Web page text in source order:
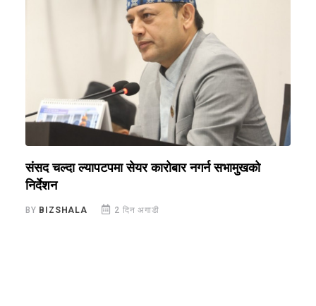
संसद चल्दा ल्यापटपमा सेयर कारोबार नगर्न सभामुखको
निर्देशन
BY BIZSHALA 2 दिन अगाडी